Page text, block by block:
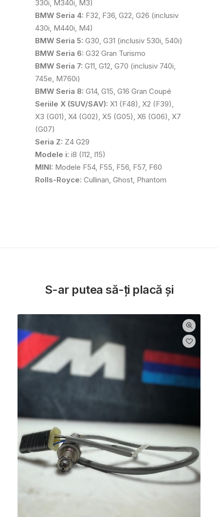
330i, M340i, M3)
BMW Seria 4: F32, F36, G22, G26 (inclusiv
430i, M440i, M4)
BMW Seria 5: G30, G31 (inclusiv 530i, 540i)
BMW Seria 6: G32 Gran Turismo
BMW Seria 7: G11, G12, G70 (inclusiv 740i,
745e, M760i)
BMW Seria 8: G14, G15, G16 Gran Coupé
Seriile X (SUV/SAV): X1 (F48), X2 (F39),
X3 (G01), X4 (G02), X5 (G05), X6 (G06), X7
(G07)
Seria Z: Z4 G29
Modele i: i8 (I12, I15)
MINI: Modele F54, F55, F56, F57, F60
Rolls-Royce: Cullinan, Ghost, Phantom
S-ar putea să-ți placă și